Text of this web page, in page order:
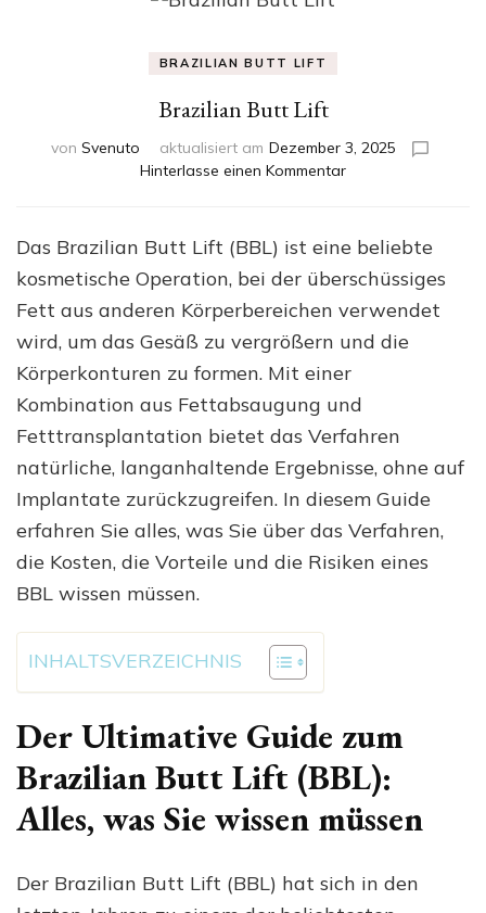
BRAZILIAN BUTT LIFT
Brazilian Butt Lift
von Svenuto aktualisiert am Dezember 3, 2025
Hinterlasse einen Kommentarzu
Lift
Das Brazilian Butt Lift (BBL) ist eine beliebte
kosmetische Operation, bei der überschüssiges
Fett aus anderen Körperbereichen verwendet
wird, um das Gesäß zu vergrößern und die
Körperkonturen zu formen. Mit einer
Kombination aus Fettabsaugung und
Fetttransplantation bietet das Verfahren
natürliche, langanhaltende Ergebnisse, ohne auf
Implantate zurückzugreifen. In diesem Guide
erfahren Sie alles, was Sie über das Verfahren,
die Kosten, die Vorteile und die Risiken eines
BBL wissen müssen.
INHALTSVERZEICHNIS
Der Ultimative Guide zum
Brazilian Butt Lift (BBL):
Alles, was Sie wissen müssen
Der Brazilian Butt Lift (BBL) hat sich in den